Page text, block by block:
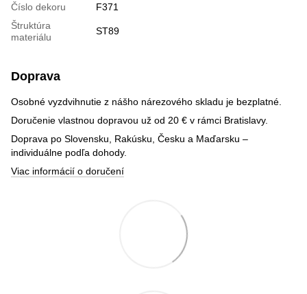
Číslo dekoru
F371
Štruktúra
materiálu
ST89
Doprava
Osobné vyzdvihnutie z nášho nárezového skladu je bezplatné.
Doručenie vlastnou dopravou už od 20 € v rámci Bratislavy.
Doprava po Slovensku, Rakúsku, Česku a Maďarsku –
individuálne podľa dohody.
Viac informácií o doručení